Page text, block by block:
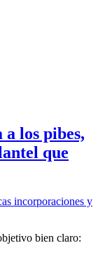
los pibes,
que
bien claro: